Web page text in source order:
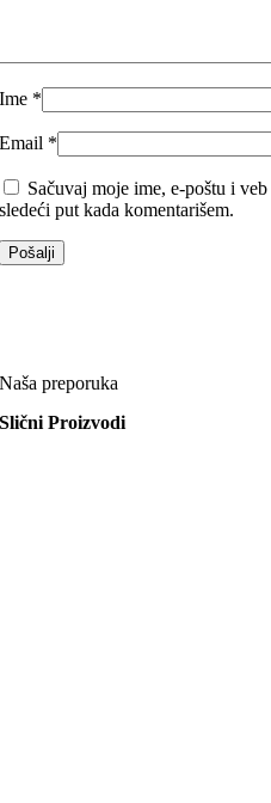
Ime *
Email *
Sačuvaj moje ime, e-poštu i
sledeći put kada komentarišem.
Naša preporuka
Slični Proizvodi